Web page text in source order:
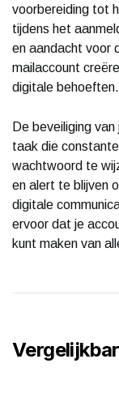
voorbereiding tot
tijdens het
en aandacht voor
mailaccount
digitale behoeften.
De beveiliging
taak die
wachtwoord te
en alert te blijven
digitale
ervoor dat je
kunt maken van